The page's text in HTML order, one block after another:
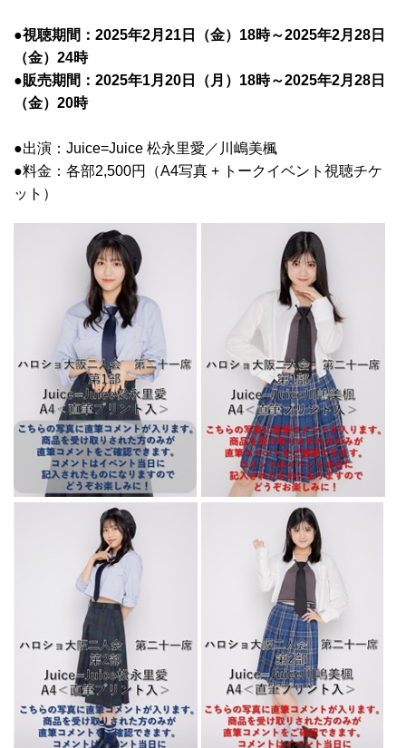
●視聴期間：2025年2月21日（金）18時～2025年2月28日
（金）24時
●販売期間：2025年1月20日（月）18時～2025年2月28日
（金）20時
●出演：Juice=Juice 松永里愛／川嶋美楓
●料金：各部2,500円（A4写真 + トークイベント視聴チケ
ット）